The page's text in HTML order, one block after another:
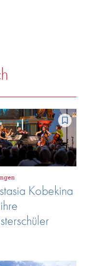
Kobekina